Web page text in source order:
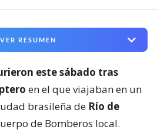
VER RESUMEN
este sábado tras
en el que viajaban en un
brasileña de Río de
de Bomberos local.